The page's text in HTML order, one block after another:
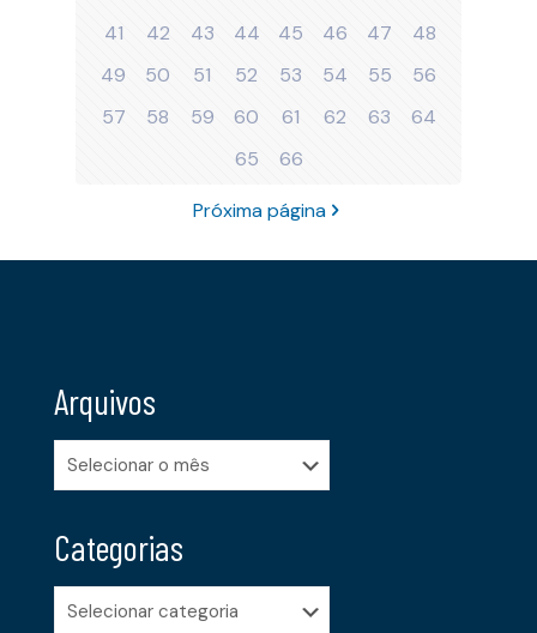
41
42 43 44 45 46 47
48
49
50 51 52 53 54 55
56
57
58 59 60 61 62 63
64
65
66
Próxima página
Arquivos
Arquivos
Categorias
Categorias